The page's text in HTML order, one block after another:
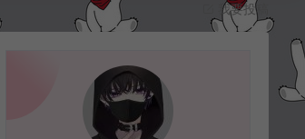
我要投稿